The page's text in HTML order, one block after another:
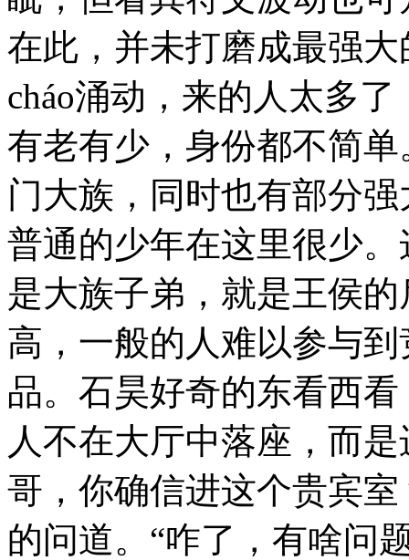
在此，并未打磨成最强
cháo涌动，来的人太多
有老有少，身份都不简
门大族，同时也有部分
普通的少年在这里很少
是大族子弟，就是王侯
高，一般的人难以参与
品。石昊好奇的东看西
人不在大厅中落座，而
哥，你确信进这个贵宾
的问道。“咋了，有啥问